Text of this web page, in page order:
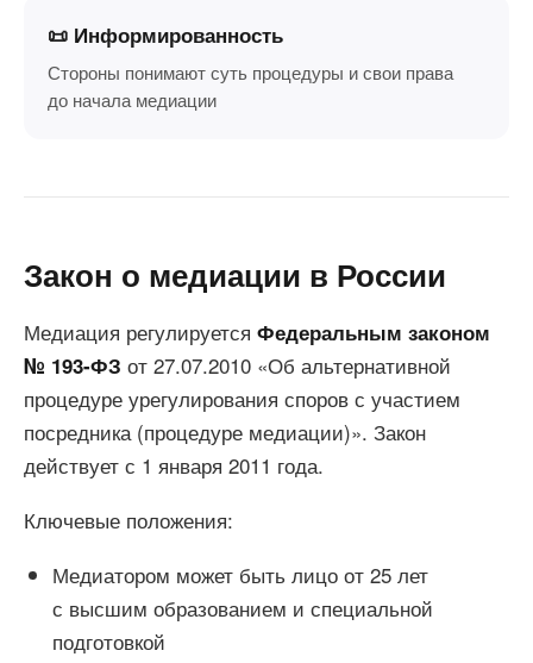
📜 Информированность
Стороны понимают суть процедуры и свои права
до начала медиации
Закон о медиации в России
Медиация регулируется Федеральным законом
№ 193-ФЗ от 27.07.2010 «Об альтернативной
процедуре урегулирования споров с участием
посредника (процедуре медиации)». Закон
действует с 1 января 2011 года.
Ключевые положения:
Медиатором может быть лицо от 25 лет
с высшим образованием и специальной
подготовкой